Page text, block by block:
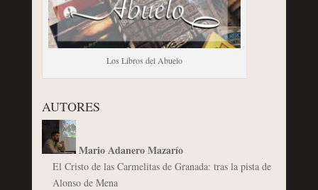
Los Libros del Abuelo
AUTORES
Mario Adanero Mazarío
El Cristo de las Carmelitas de Granada: tras la pista de
Alonso de Mena